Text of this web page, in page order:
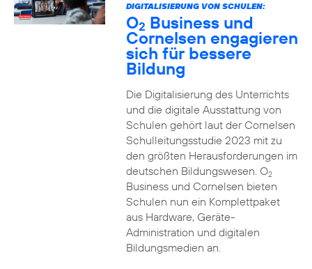
DIGITALISIERUNG VON SCHULEN:
O2 Business und
Cornelsen engagieren
sich für bessere
Bildung
Die Digitalisierung des Unterrichts
und die digitale Ausstattung von
Schulen gehört laut der Cornelsen
Schulleitungsstudie 2023 mit zu
den größten Herausforderungen im
deutschen Bildungswesen. O2
Business und Cornelsen bieten
Schulen nun ein Komplettpaket
aus Hardware, Geräte-
Administration und digitalen
Bildungsmedien an.